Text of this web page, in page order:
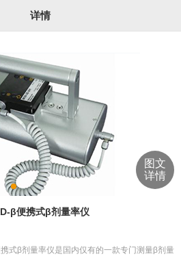
详情
图文
详情
β便携式β剂量率仪
式β剂量率仪是国内仅有的一款专门测量β剂量